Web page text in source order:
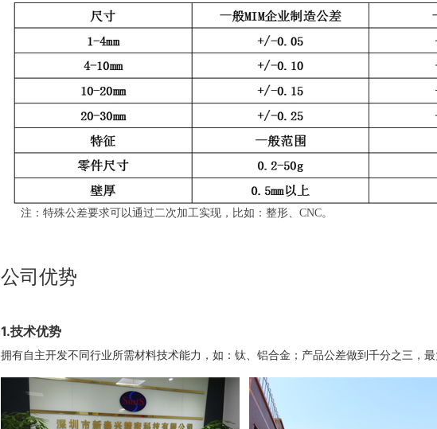
注：特殊公差要求可以通过二次加工实现，比如：整形、CNC。
公司优势
1.技术优势
拥有自主开发不同行业所需材料技术能力，如：钛、铝合金；产品公差做到千分之三，最